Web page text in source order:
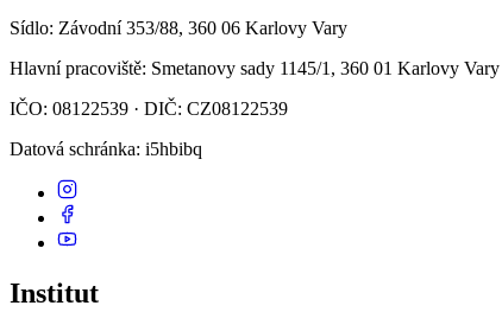
Sídlo: Závodní 353/88, 360 06 Karlovy Vary
Hlavní pracoviště: Smetanovy sady 1145/1, 360 01 Karlovy Vary
IČO: 08122539 · DIČ: CZ08122539
Datová schránka: i5hbibq
Institut